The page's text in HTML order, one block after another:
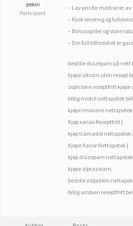
pekin
Participant
– Lav pris for medisiner
– Rask levering og
– Bonusspiller og store
– Din full tilfredshet er
bestille diazepam på nett
kjøpe ultram uten resept
zopiclone reseptfritt
billig rivotril nettapotek
kjøpe imovane
Kjøp xanax Reseptfritt |
kjøp tramadol nettapotek
Kjøpe Xanor Nettapotek |
kjøp diazepam
kjøpe alprazolam,
bestille zolpidem
billig ambien reseptfritt